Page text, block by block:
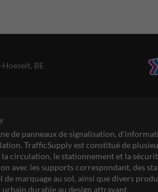
BE
de panneaux de signalisation,
TrafficSupply est constitué de
circulation, le stationnement et la
avec les supports correspondant, des
marquage au sol, ainsi que divers
durable au design attrayant.